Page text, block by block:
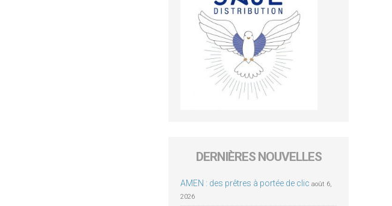
DERNIÈRES NOUVELLES
AMEN : des prêtres à portée de clic août 6,
2026